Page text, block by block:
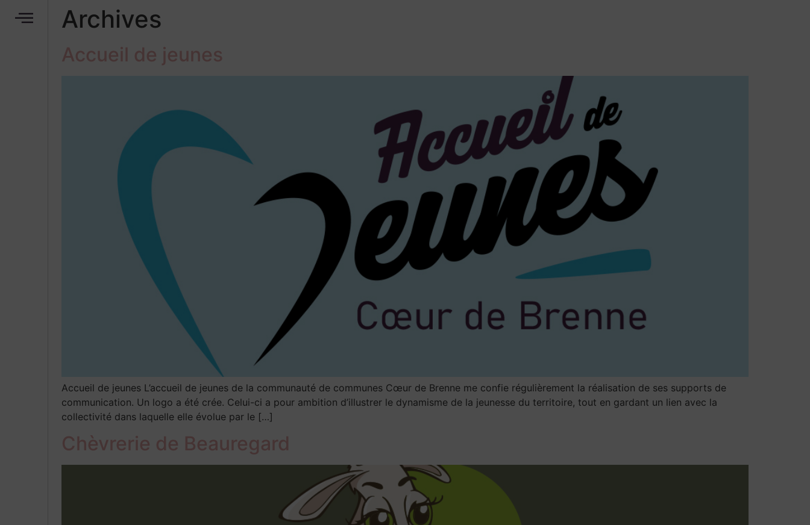
Archives
Accueil de jeunes
Accueil de jeunes L’accueil de jeunes de la communauté de communes Cœur de Brenne me confie régulièrement la réalisation de ses supports de
communication. Un logo a été crée. Celui-ci a pour ambition d’illustrer le dynamisme de la jeunesse du territoire, tout en gardant un lien avec la
collectivité dans laquelle elle évolue par le […]
Chèvrerie de Beauregard